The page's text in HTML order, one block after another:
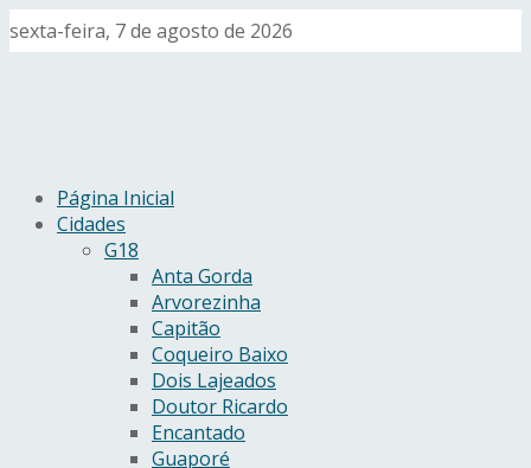
sexta-feira, 7 de agosto de 2026
Página Inicial
Cidades
G18
Anta Gorda
Arvorezinha
Capitão
Coqueiro Baixo
Dois Lajeados
Doutor Ricardo
Encantado
Guaporé